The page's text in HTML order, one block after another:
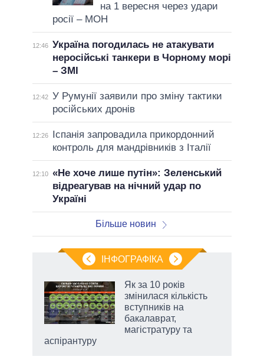
на 1 вересня через удари
росії – МОН
12:46 Україна погодилась не атакувати
неросійські танкери в Чорному морі
– ЗМІ
12:42 У Румунії заявили про зміну тактики
російських дронів
12:26
Іспанія запровадила прикордонний
контроль для мандрівників з Італії
12:10 «Не хоче лише путін»: Зеленський
відреагував на нічний удар по
Україні
Більше новин
ІНФОГРАФІКА
Як за 10 років
змінилася кількість
вступників на
бакалаврат,
магістратуру та
аспірантуру